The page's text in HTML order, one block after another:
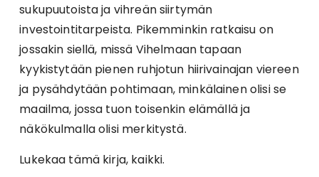
sukupuutoista ja vihreän siirtymän
investointitarpeista. Pikemminkin ratkaisu on
jossakin siellä, missä Vihelmaan tapaan
kyykistytään pienen ruhjotun hiirivainajan viereen
ja pysähdytään pohtimaan, minkälainen olisi se
maailma, jossa tuon toisenkin elämällä ja
näkökulmalla olisi merkitystä.
Lukekaa tämä kirja, kaikki.